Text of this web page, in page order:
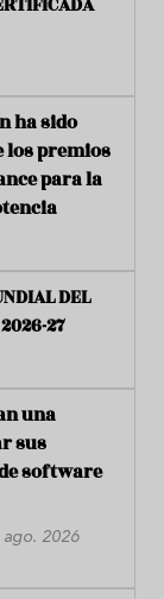
ha sido
los premios
para la
DEL
27
una
sus
software
ago. 2026